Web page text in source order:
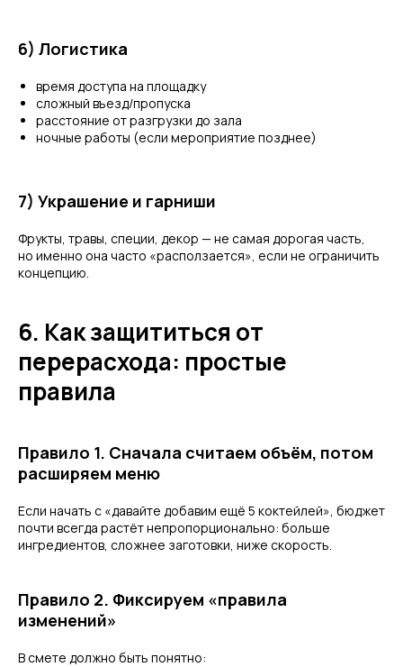
6) Логистика
время доступа на площадку
сложный въезд/пропуска
расстояние от разгрузки до зала
ночные работы (если мероприятие позднее)
7) Украшение и гарниши
Фрукты, травы, специи, декор — не самая дорогая часть,
но именно она часто «расползается», если не ограничить
концепцию.
6. Как защититься от
перерасхода: простые
правила
Правило 1. Сначала считаем объём, потом
расширяем меню
Если начать с «давайте добавим ещё 5 коктейлей», бюджет
почти всегда растёт непропорционально: больше
ингредиентов, сложнее заготовки, ниже скорость.
Правило 2. Фиксируем «правила
изменений»
В смете должно быть понятно: